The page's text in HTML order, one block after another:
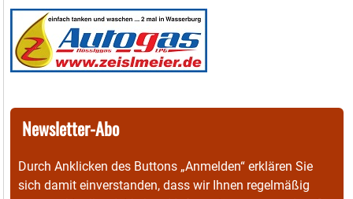
Newsletter-Abo
Durch Anklicken des Buttons „Anmelden“ erklären Sie
sich damit einverstanden, dass wir Ihnen regelmäßig